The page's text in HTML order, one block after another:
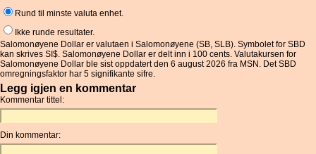
Rund til minste valuta enhet.
Ikke runde resultater.
Salomonøyene Dollar er valutaen i Salomonøyene (SB, SLB). Symbolet for SBD
kan skrives SI$. Salomonøyene Dollar er delt inn i 100 cents. Valutakursen for
Salomonøyene Dollar ble sist oppdatert den 6 august 2026 fra MSN. Det SBD
omregningsfaktor har 5 signifikante sifre.
Legg igjen en kommentar
Kommentar tittel:
Din kommentar: